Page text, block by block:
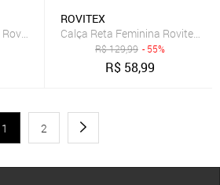
Roxo
ROVITEX
Calça Reta Feminina Rovitex
R$129,99 - 55%
R$ 58,99
1 2